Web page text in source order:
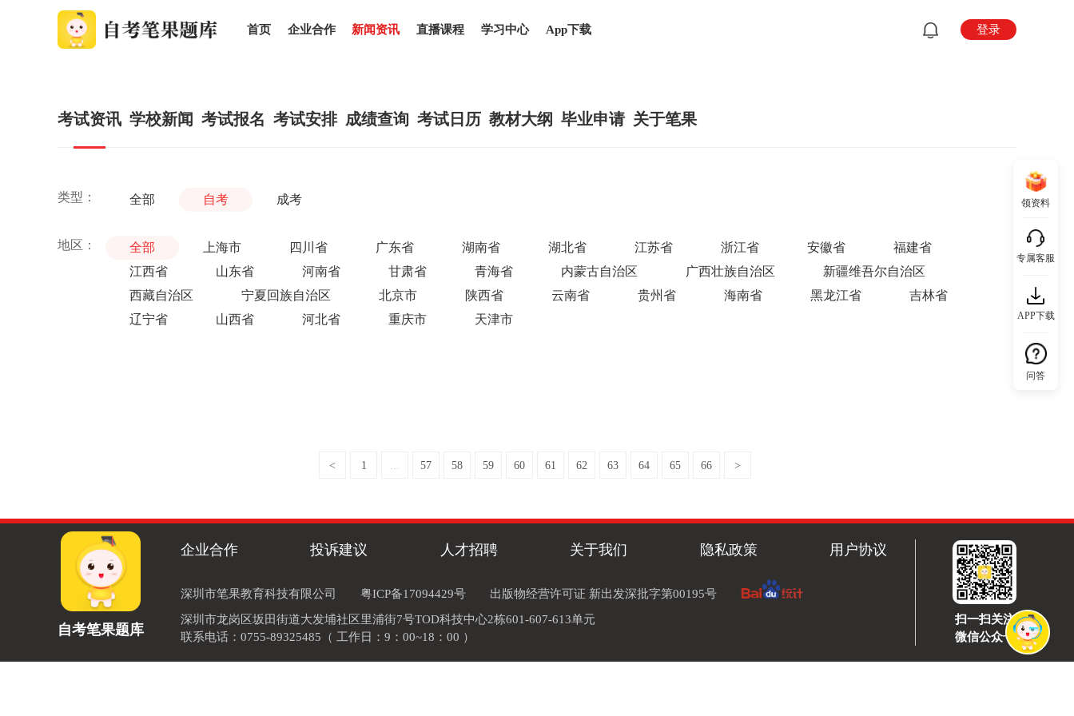
首页 企业合作 新闻资讯 直播课程 学习中心 App下载 登录
领资料
专属客服
APP下载
问答
考试资讯 学校新闻 考试报名 考试安排 成绩查询 考试日历 教材大纲 毕业申请 关于笔果
类型： 全部 自考 成考
地区： 全部 上海市 四川省 广东省 湖南省 湖北省 江苏省 浙江省 安徽省
福建省
江西省
山东省 河南省 甘肃省 青海省 内蒙古自治区 广西壮族自治区
新疆维吾尔自治区
西藏自治区
宁夏回族自治区 北京市 陕西省 云南省 贵州省 海南省 黑龙江省
吉林省
辽宁省
山西省 河北省 重庆市 天津市
< 1 ... 57 58 59 60 61 62 63 64 65 66 >
自考笔果题库
企业合作 投诉建议 人才招聘 关于我们 隐私政策 用户协议
深圳市笔果教育科技有限公司 粤ICP备17094429号
出版物经营许可证 新出发深批字第00195号
深圳市龙岗区坂田街道大发埔社区里浦街7号TOD科技中心2栋601-607-613单元
联系电话：0755-89325485（ 工作日：9：00~18：00 ）
扫一扫关注
微信公众号